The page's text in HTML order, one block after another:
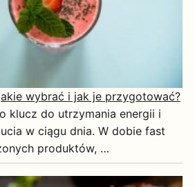
wybrać i jak je przygotować?
klucz do utrzymania energii i
w ciągu dnia. W dobie fast
produktów, …